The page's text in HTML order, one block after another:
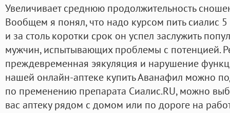
Увеличивает среднюю продолжительность
Вообщем я понял, что надо курсом пить сиалис
и за столь коротки срок он успел заслужить
мужчин, испытывающих проблемы с потенцией.
преждевременная эякуляция и нарушение
нашей онлайн-аптеке купить Аванафил можно
по пременению препарата Сиалис.RU, можно
вас аптеку рядом с домом или по дороге на